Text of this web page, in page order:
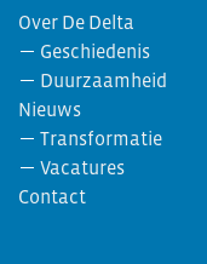
Over De Delta
Geschiedenis
Duurzaamheid
Nieuws
Transformatie
Vacatures
Contact